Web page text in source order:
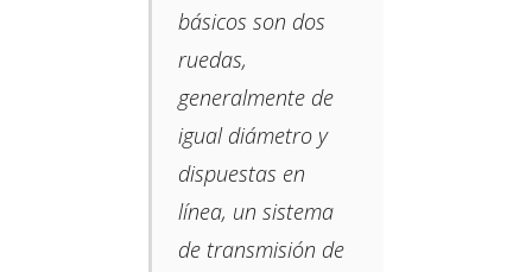
básicos son dos
ruedas,​
generalmente de
igual diámetro y
dispuestas en
línea, un sistema
de transmisión de